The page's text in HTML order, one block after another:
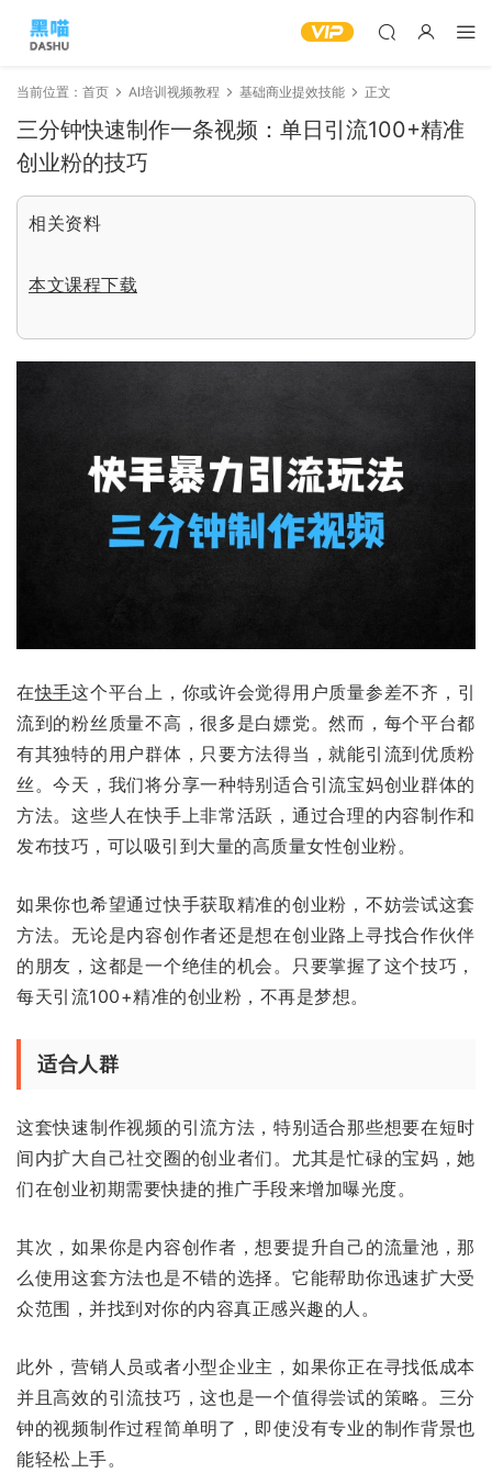
当前位置： 首页 AI培训视频教程 基础商业提效技能 正文
三分钟快速制作一条视频：单日引流100+精准
创业粉的技巧
相关资料
本文课程下载
在快手这个平台上，你或许会觉得用户质量参差不齐，引
流到的粉丝质量不高，很多是白嫖党。然而，每个平台都
有其独特的用户群体，只要方法得当，就能引流到优质粉
丝。今天，我们将分享一种特别适合引流宝妈创业群体的
方法。这些人在快手上非常活跃，通过合理的内容制作和
发布技巧，可以吸引到大量的高质量女性创业粉。
如果你也希望通过快手获取精准的创业粉，不妨尝试这套
方法。无论是内容创作者还是想在创业路上寻找合作伙伴
的朋友，这都是一个绝佳的机会。只要掌握了这个技巧，
每天引流100+精准的创业粉，不再是梦想。
适合人群
这套快速制作视频的引流方法，特别适合那些想要在短时
间内扩大自己社交圈的创业者们。尤其是忙碌的宝妈，她
们在创业初期需要快捷的推广手段来增加曝光度。
其次，如果你是内容创作者，想要提升自己的流量池，那
么使用这套方法也是不错的选择。它能帮助你迅速扩大受
众范围，并找到对你的内容真正感兴趣的人。
此外，营销人员或者小型企业主，如果你正在寻找低成本
并且高效的引流技巧，这也是一个值得尝试的策略。三分
钟的视频制作过程简单明了，即使没有专业的制作背景也
能轻松上手。